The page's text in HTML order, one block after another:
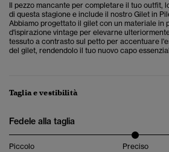
Il pezzo mancante per completare il tuo outfit,
di questa stagione e include il nostro Gilet in
Abbiamo progettato il gilet con un materiale in
d'ispirazione vintage per elevarne
tessuto a contrasto sul petto per accentuare
del gilet, rendendolo il tuo nuovo capo
Taglia e vestibilità
Fedele alla taglia
Piccolo Preciso